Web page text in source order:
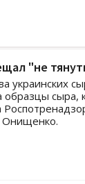
"не
украинских
образцы сыра,
Онищенко.